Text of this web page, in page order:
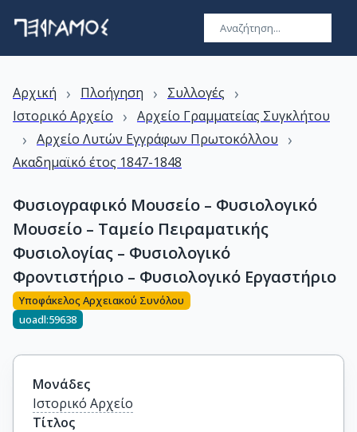
Αρχική › Πλοήγηση › Συλλογές ›
Ιστορικό Αρχείο › Αρχείο Γραμματείας Συγκλήτου
› Αρχείο Λυτών Εγγράφων Πρωτοκόλλου ›
Ακαδημαϊκό έτος 1847-1848
Φυσιογραφικό Μουσείο – Φυσιολογικό
Μουσείο – Ταμείο Πειραματικής
Φυσιολογίας – Φυσιολογικό
Φροντιστήριο – Φυσιολογικό Εργαστήριο
Υποφάκελος Αρχειακού Συνόλου
uoadl:59638
Μονάδες
Ιστορικό Αρχείο
Τίτλος